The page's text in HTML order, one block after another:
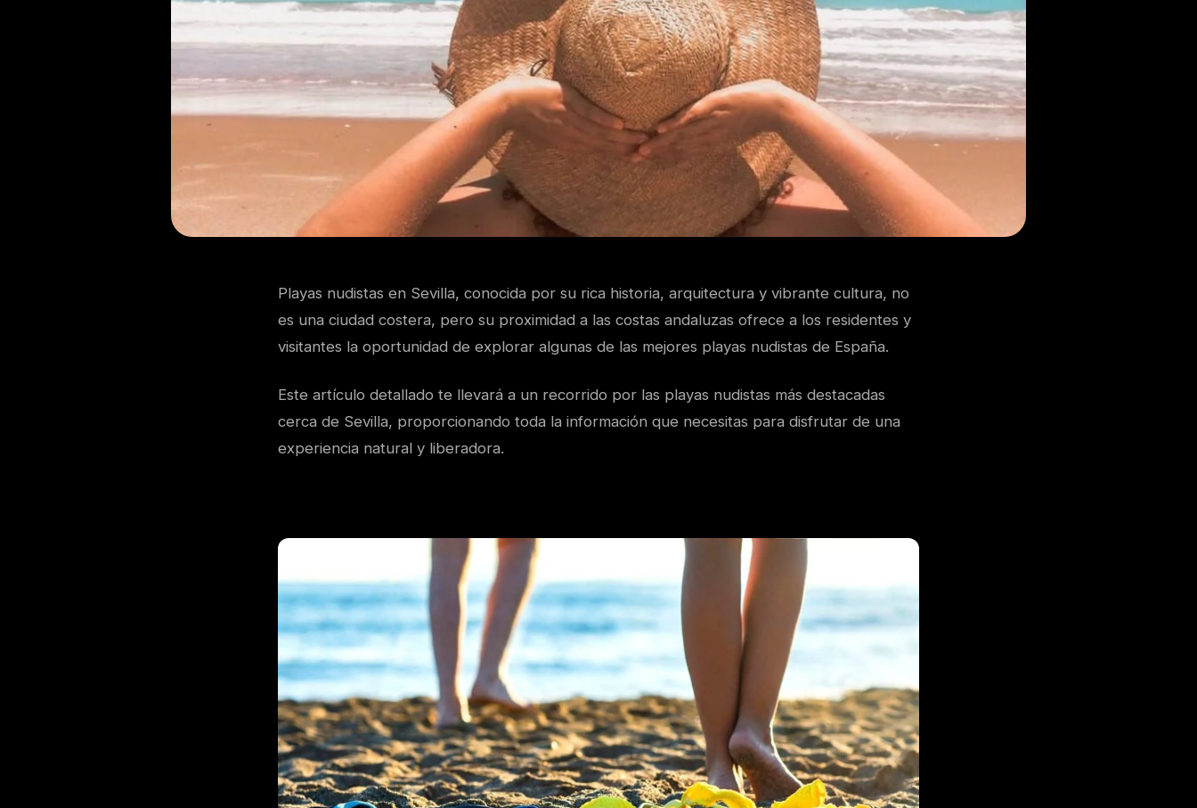
Playas nudistas en Sevilla, conocida por su rica historia, arquitectura y vibrante cultura, no
es una ciudad costera, pero su proximidad a las costas andaluzas ofrece a los residentes y
visitantes la oportunidad de explorar algunas de las mejores playas nudistas de España.
Este artículo detallado te llevará a un recorrido por las playas nudistas más destacadas
cerca de Sevilla, proporcionando toda la información que necesitas para disfrutar de una
experiencia natural y liberadora.